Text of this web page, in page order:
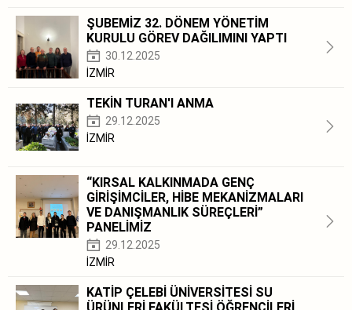
ŞUBEMİZ 32. DÖNEM YÖNETİM
KURULU GÖREV DAĞILIMINI YAPTI
30.12.2025
İZMİR
TEKİN TURAN'I ANMA
29.12.2025
İZMİR
“KIRSAL KALKINMADA GENÇ
GİRİŞİMCİLER, HİBE MEKANİZMALARI
VE DANIŞMANLIK SÜREÇLERİ”
PANELİMİZ
29.12.2025
İZMİR
KATİP ÇELEBİ ÜNİVERSİTESİ SU